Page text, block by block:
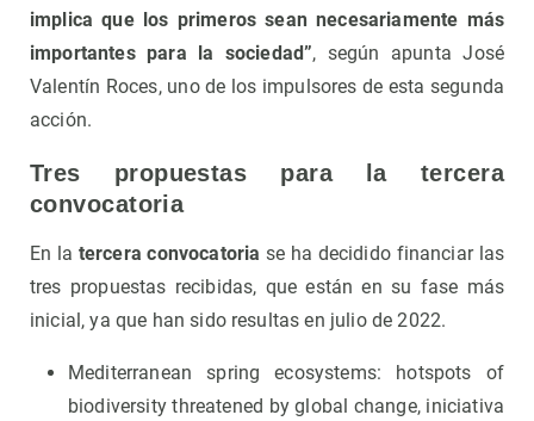
implica que los primeros sean necesariamente más
importantes para la sociedad”, según apunta José
Valentín Roces, uno de los impulsores de esta segunda
acción.
Tres propuestas para la tercera
convocatoria
En la tercera convocatoria se ha decidido financiar las
tres propuestas recibidas, que están en su fase más
inicial, ya que han sido resultas en julio de 2022.
Mediterranean spring ecosystems: hotspots of
biodiversity threatened by global change, iniciativa